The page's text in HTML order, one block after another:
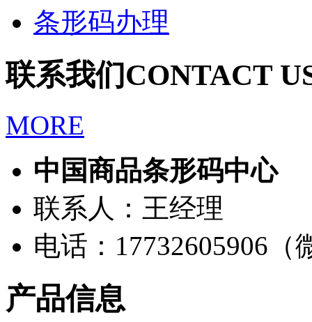
条形码办理
联系我们CONTACT
MORE
中国商品条形码中心
联系人：王经理
电话：17732605906（
产品信息